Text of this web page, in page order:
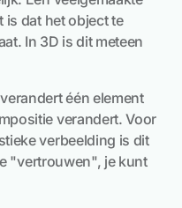
is dat het object te
In 3D is dit meteen
één element
verandert. Voor
verbeelding is dit
"vertrouwen", je kunt